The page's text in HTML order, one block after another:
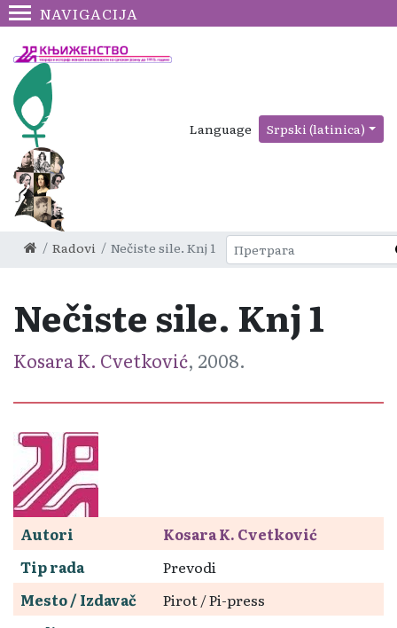
NAVIGACIJA
Language Srpski (latinica)
Radovi Nečiste sile. Knj 1
Nečiste sile. Knj 1
Kosara K. Cvetković, 2008.
Autori
Kosara K. Cvetković
Tip rada
Prevodi
Mesto / Izdavač
Pirot / Pi-press